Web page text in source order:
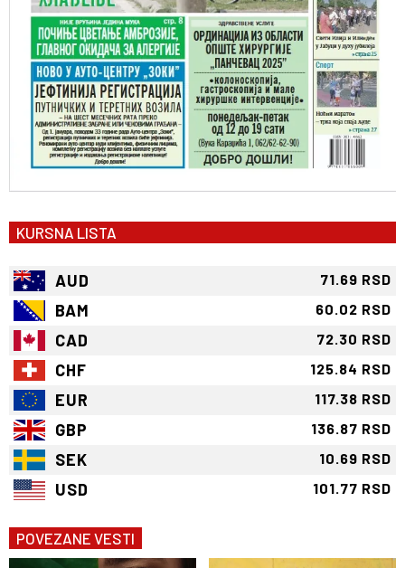
KURSNA LISTA
AUD 71.69 RSD
BAM 60.02 RSD
CAD 72.30 RSD
CHF 125.84 RSD
EUR 117.38 RSD
GBP 136.87 RSD
SEK 10.69 RSD
USD 101.77 RSD
POVEZANE VESTI